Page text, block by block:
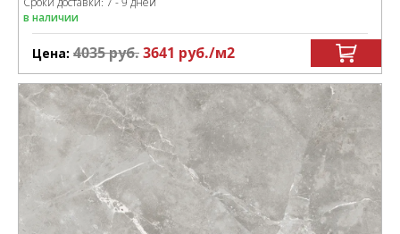
в наличии
Цена: 4035руб.3641 руб./м2